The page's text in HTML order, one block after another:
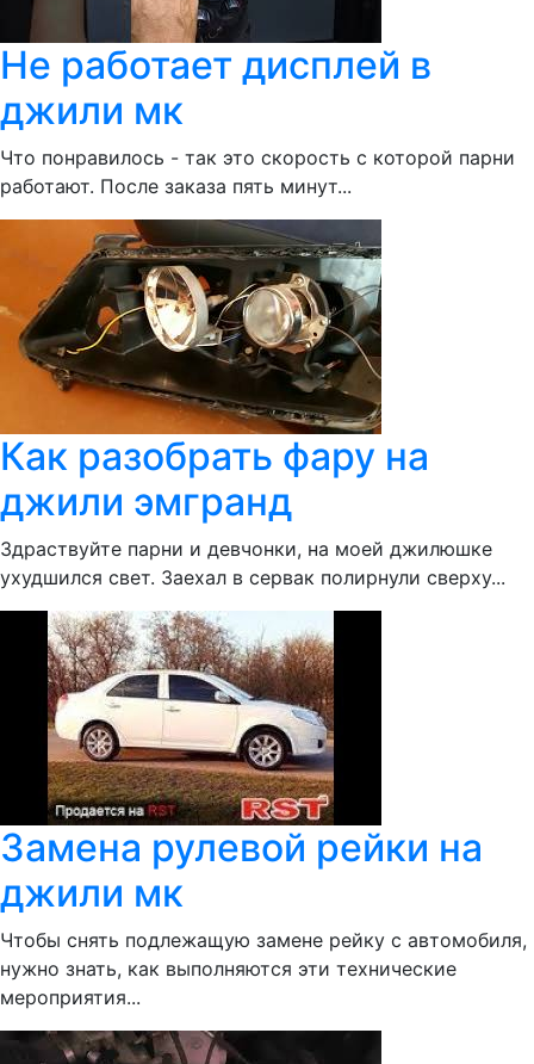
Не работает дисплей в
джили мк
Что понравилось - так это скорость с которой парни
работают. После заказа пять минут...
Как разобрать фару на
джили эмгранд
Здраствуйте парни и девчонки, на моей джилюшке
ухудшился свет. Заехал в сервак полирнули сверху...
Замена рулевой рейки на
джили мк
Чтобы снять подлежащую замене рейку с автомобиля,
нужно знать, как выполняются эти технические
мероприятия...